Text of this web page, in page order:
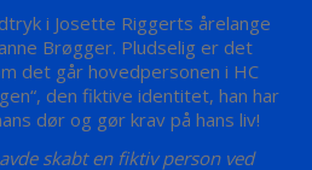
i Josette Riggerts årelange
Brøgger. Pludselig er det
det går hovedpersonen i HC
den fiktive identitet, han har
dør og gør krav på hans liv!
skabt en fiktiv person ved